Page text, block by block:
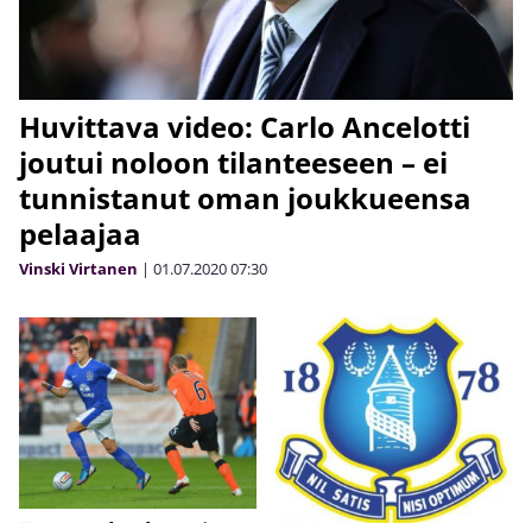
Huvittava video: Carlo Ancelotti
joutui noloon tilanteeseen – ei
tunnistanut oman joukkueensa
pelaajaa
Vinski Virtanen | 01.07.202007:30